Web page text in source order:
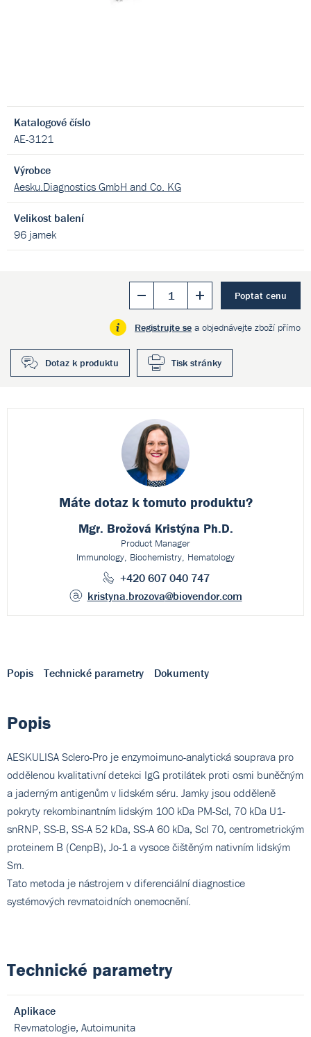
Katalogové číslo
AE-3121
Výrobce
Aesku.Diagnostics GmbH and Co. KG
Velikost balení
96 jamek
Poptat cenu
Registrujte se a objednávejte zboží přímo
Dotaz k produktu Tisk stránky
Máte dotaz k tomuto produktu?
Mgr. Brožová Kristýna Ph.D.
Product Manager
Immunology, Biochemistry, Hematology
+420 607 040 747
kristyna.brozova@biovendor.com
Popis Technické parametry Dokumenty
Popis
AESKULISA Sclero-Pro je enzymoimuno-analytická souprava pro
oddělenou kvalitativní detekci IgG protilátek proti osmi buněčným
a jaderným antigenům v lidském séru. Jamky jsou odděleně
pokryty rekombinantním lidským 100 kDa PM-Scl, 70 kDa U1-
snRNP, SS-B, SS-A 52 kDa, SS-A 60 kDa, Scl 70, centrometrickým
proteinem B (CenpB), Jo-1 a vysoce čištěným nativním lidským
Sm.
Tato metoda je nástrojem v diferenciální diagnostice
systémových revmatoidních onemocnění.
Technické parametry
Aplikace
Revmatologie, Autoimunita